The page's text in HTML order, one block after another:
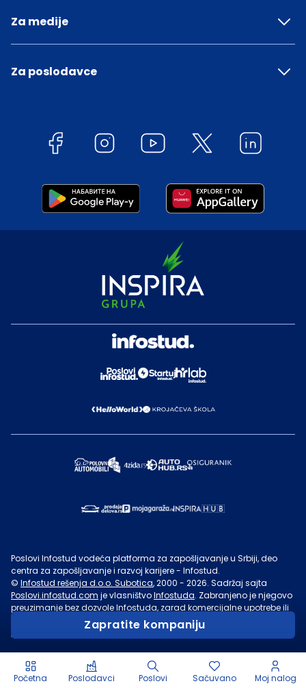
Zapratite kompaniju
Za medije
Za poslodavce
Poslovi Infostud vodeća platforma za zapošljavanje u Srbiji, deo
centra za zapošljavanje i razvoj karijere - Infostud.
© Infostud rešenja d.o.o. Subotica, 2000 - 2026. Sadržaj sajta
Poslovi.infostud.com je vlasništvoInfostuda. Zabranjeno je njegovo
preuzimanje bez dozvoleInfostuda, zarad komercijalne upotrebe ili
u druge svrhe, osim za lične potrebe posetilaca sajta.
Početna Poslodavci Poslovi Sačuvano Moj nalog